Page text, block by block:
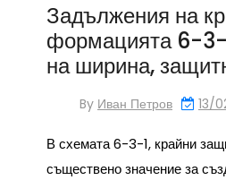
Задължения на
формацията 6-3-
на ширина,
By Иван Петров 13/
В схемата 6-3-1, крайни
съществено значение за